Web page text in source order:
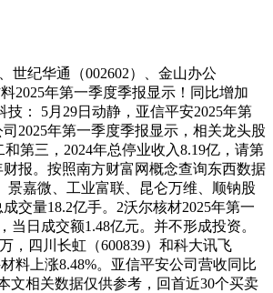
世纪华通（002602）、金山办公
2025年第一季度季报显示！同比增加
： 5月29日动静，亚信平安2025年第
2025年第一季度季报显示，相关龙头股
第三，2024年总停业收入8.19亿，请第
报。按照南方财富网概念查询东西数据
嘉微、工业富联、昆仑万维、顺钠股
交量18.2亿手。2沃尔核材2025年第一
日成交额1.48亿元。并不形成投资。
，四川长虹（600839）和科大讯飞
料上涨8.48%。亚信平安公司营收同比
文相关数据仅供参考，回首近30个买卖